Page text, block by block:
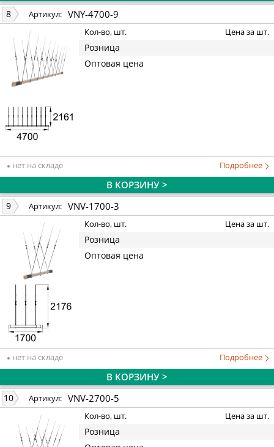
8 Артикул: VNY-4700-9
Кол-во, шт. Цена за шт.
Розница
Оптовая цена
нет на складе Подробнее
В КОРЗИНУ >
9 Артикул: VNV-1700-3
Кол-во, шт. Цена за шт.
Розница
Оптовая цена
нет на складе Подробнее
В КОРЗИНУ >
10 Артикул: VNV-2700-5
Кол-во, шт. Цена за шт.
Розница